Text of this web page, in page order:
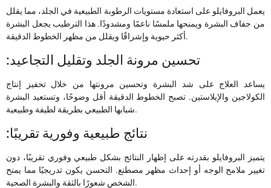
يعمل البروفايلو على استعادة مستويات الرطوبة الطبيعية في الجلد، مما يقلل
من جفاف البشرة ويمنحها ملمسًا ناعمًا ومشدودًا. هذا الترطيب يجعل البشرة
أكثر حيوية وإشراقًا ويقلل من مظهر الخطوط الدقيقة.
:تحسين مرونة الجلد وتقليل التجاعيد
يساعد العلاج على شد البشرة وتحسين مرونتها من خلال تحفيز إنتاج
الكولاجين والإيلاستين. تصبح الخطوط الدقيقة أقل وضوحًا، وتستعيد البشرة
شبابها الطبيعي بطريقة لطيفة وطبيعية.
:نتائج طبيعية وفورية تقريبًا
يتميز البروفايلو بقدرته على إظهار النتائج بشكل طبيعي وفوري تقريبًا، دون
تغيير ملامح الوجه أو إحداث مظهر مصطنع. التحسن يكون تدريجيًا مما يمنح
الشخص شعورًا بالثقة والبشرة الصحية.